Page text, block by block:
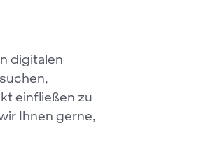
digitalen
einfließen zu
Ihnen gerne,